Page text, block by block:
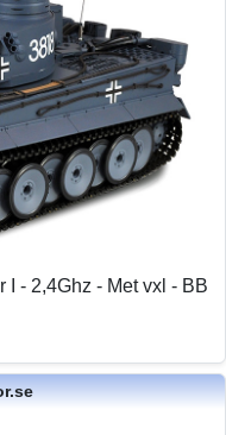
I - 2,4Ghz - Met vxl - BB